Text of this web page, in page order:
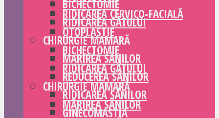
BICHECTOMIE
RIDICAREA GÂTULUI
CHIRURGIE MAMARĂ
MĂRIREA SÂNILOR
REDUCEREA SÂNILOR
RIDICAREA SÂNILOR
GINECOMASTIA
RIDICAREA CERVICO-FACIALĂ
OTOPLASTIE
BICHECTOMIE
RIDICAREA GÂTULUI
CHIRURGIE MAMARĂ
MĂRIREA SÂNILOR